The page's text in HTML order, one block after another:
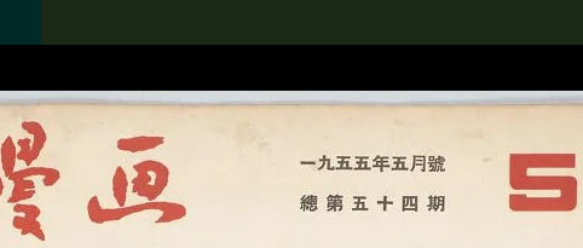
Search the Collection